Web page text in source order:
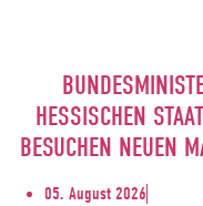
HESSISCHEN
BESUCHEN NEUEN
05. August 2026